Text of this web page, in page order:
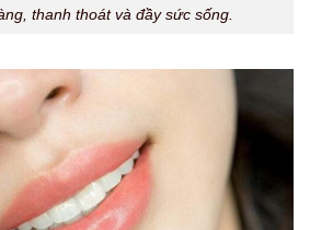
thanh thoát và đầy sức sống.